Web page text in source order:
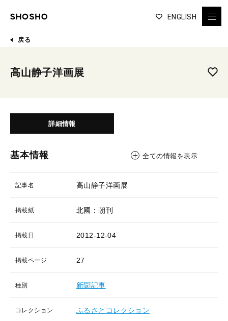
ENGLISH
戻る
高山静子洋画展
詳細情報
基本情報 全ての情報を表示
記事名 高山静子洋画展
掲載紙 北國：朝刊
掲載日 2012-12-04
掲載ページ 27
種別 新聞記事
コレクション ふるさとコレクション